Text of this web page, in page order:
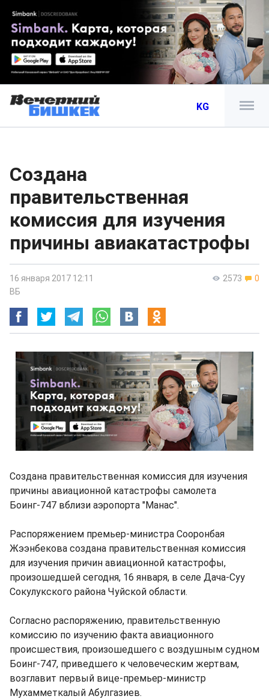
KG
Создана
правительственная
комиссия для изучения
причины авиакатастрофы
2573 0
16 января 2017 12:11
ВБ
Создана правительственная комиссия для изучения
причины авиационной катастрофы самолета
Боинг-747 вблизи аэропорта "Манас".
Распоряжением премьер-министра Сооронбая
Жээнбекова создана правительственная комиссия
для изучения причин авиационной катастрофы,
произошедшей сегодня, 16 января, в селе Дача-Суу
Сокулукского района Чуйской области.
Согласно распоряжению, правительственную
комиссию по изучению факта авиационного
происшествия, произошедшего с воздушным судном
Боинг-747, приведшего к человеческим жертвам,
возглавит первый вице-премьер-министр
Мухамметкалый Абулгазиев.